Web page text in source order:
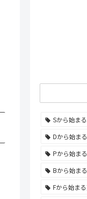
Sから始ま
Dから始ま
Pから始ま
Bから始ま
Fから始ま